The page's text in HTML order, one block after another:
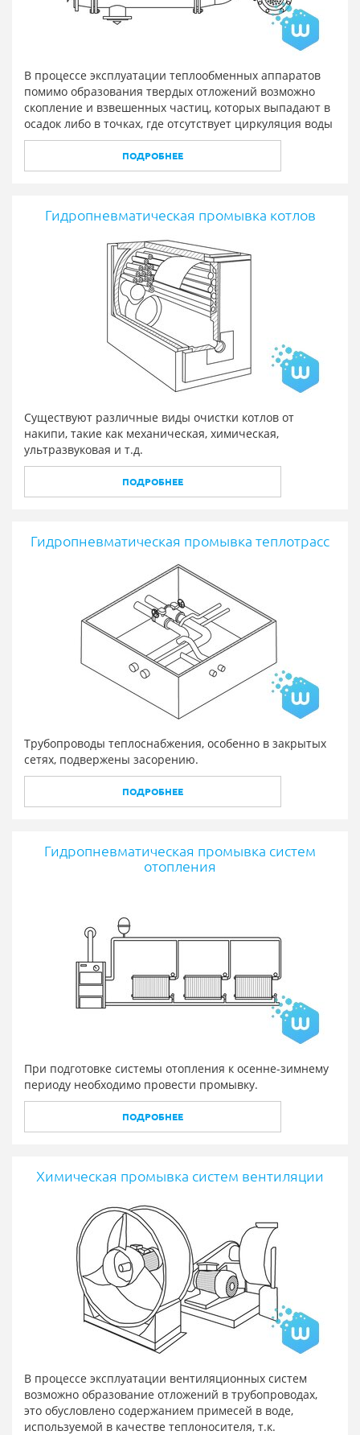
В процессе эксплуатации теплообменных аппаратов
помимо образования твердых отложений возможно
скопление и взвешенных частиц, которых выпадают в
осадок либо в точках, где отсутствует циркуляция воды
ПОДРОБНЕЕ
Гидропневматическая промывка котлов
Существуют различные виды очистки котлов от
накипи, такие как механическая, химическая,
ультразвуковая и т.д.
ПОДРОБНЕЕ
Гидропневматическая промывка теплотрасс
Трубопроводы теплоснабжения, особенно в закрытых
сетях, подвержены засорению.
ПОДРОБНЕЕ
Гидропневматическая промывка систем
отопления
При подготовке системы отопления к осенне-зимнему
периоду необходимо провести промывку.
ПОДРОБНЕЕ
Химическая промывка систем вентиляции
В процессе эксплуатации вентиляционных систем
возможно образование отложений в трубопроводах,
это обусловлено содержанием примесей в воде,
используемой в качестве теплоносителя, т.к.